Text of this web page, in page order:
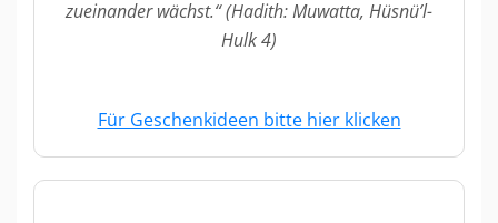
zueinander wächst.“ (Hadith: Muwatta, Hüsnü’l-
Hulk 4)
Für Geschenkideen bitte hier klicken